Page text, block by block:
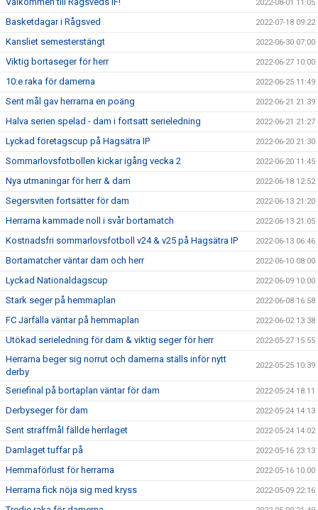
2022-08-01 11:05
Basketdagar i Rågsved 2022-07-18 09:22
Kansliet semesterstängt 2022-06-30 07:00
Viktig bortaseger för herr 2022-06-27 10:00
10:e raka för damerna 2022-06-25 11:49
Sent mål gav herrarna en poäng 2022-06-21 21:39
Halva serien spelad - dam i fortsatt serieledning 2022-06-21 21:27
Lyckad företagscup på Hagsätra IP 2022-06-20 21:30
Sommarlovsfotbollen kickar igång vecka 2 2022-06-20 11:45
Nya utmaningar för herr & dam 2022-06-18 12:52
Segersviten fortsätter för dam 2022-06-13 21:20
Herrarna kammade noll i svår bortamatch 2022-06-13 21:05
Kostnadsfri sommarlovsfotboll v24 & v25 på Hagsätra IP 2022-06-13 06:46
Bortamatcher väntar dam och herr 2022-06-10 08:00
Lyckad Nationaldagscup 2022-06-09 10:00
Stark seger på hemmaplan 2022-06-08 16:58
FC Järfälla väntar på hemmaplan 2022-06-02 13:38
Utökad serieledning för dam & viktig seger för herr 2022-05-27 15:55
Herrarna beger sig norrut och damerna ställs inför nytt
derby
2022-05-25 10:39
Seriefinal på bortaplan väntar för dam 2022-05-24 18:11
Derbyseger för dam 2022-05-24 14:13
Sent straffmål fällde herrlaget 2022-05-24 14:02
Damlaget tuffar på 2022-05-16 23:13
Hemmaförlust för herrarna 2022-05-16 10:00
Herrarna fick nöja sig med kryss 2022-05-09 22:16